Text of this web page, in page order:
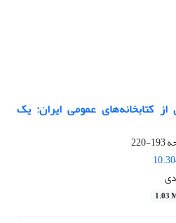
از کتابخانه‌های عمومی ایران: یک
193-220
1.03